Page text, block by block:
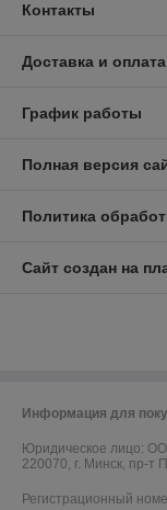
Контакты
Доставка и оплата
График работы
Полная версия
Политика
Сайт создан на
Информация для
Юридическое лицо:
220070, г. Минск, пр-т
Регистрационный